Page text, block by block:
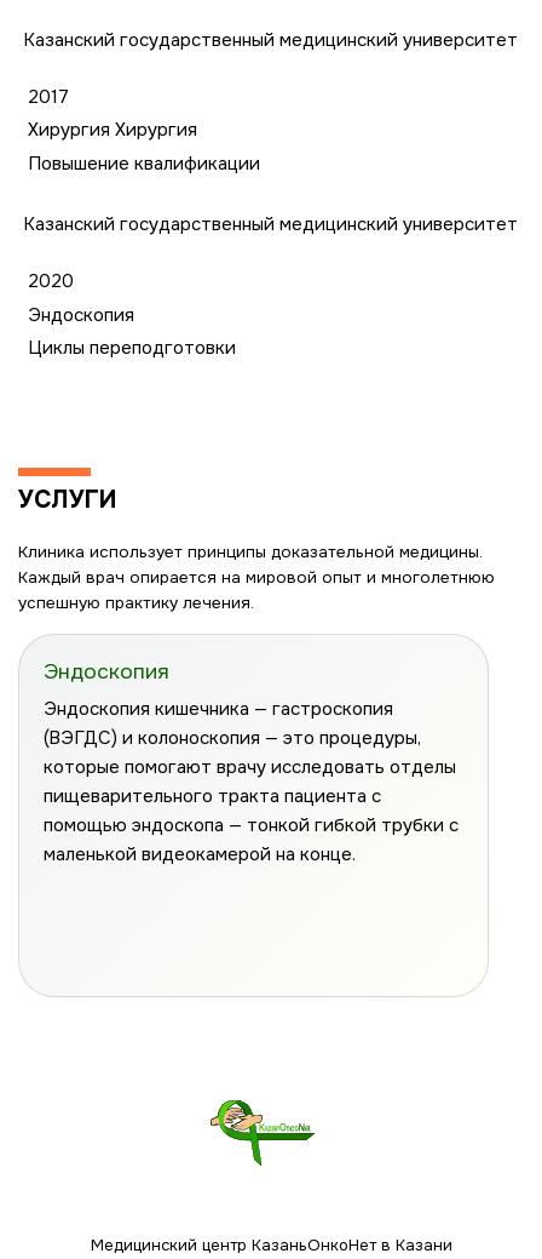
Казанский государственный медицинский университет
2017
Хирургия Хирургия
Повышение квалификации
Казанский государственный медицинский университет
2020
Эндоскопия
Циклы переподготовки
УСЛУГИ
Клиника использует принципы доказательной медицины.
Каждый врач опирается на мировой опыт и многолетнюю
успешную практику лечения.
Эндоскопия
Эндоскопия кишечника — гастроскопия
(ВЭГДС) и колоноскопия — это процедуры,
которые помогают врачу исследовать отделы
пищеварительного тракта пациента с
помощью эндоскопа — тонкой гибкой трубки с
маленькой видеокамерой на конце.
Медицинский центр КазаньОнкоНет в Казани